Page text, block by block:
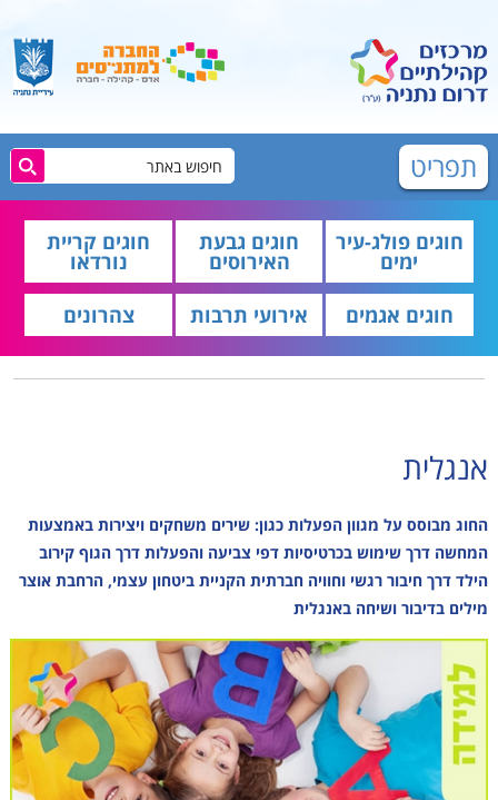
תפריט
חוגים פולג-עיר
ימים
חוגים גבעת
האירוסים
חוגים קריית
נורדאו
חוגים אגמים
אירועי תרבות צהרונים
אנגלית
החוג מבוסס על מגוון הפעלות כגון: שירים משחקים ויצירות באמצעות
המחשה דרך שימוש בכרטיסיות דפי צביעה והפעלות דרך הגוף קירוב
הילד דרך חיבור רגשי וחוויה חברתית הקניית ביטחון עצמי, הרחבת אוצר
מילים בדיבור ושיחה באנגלית